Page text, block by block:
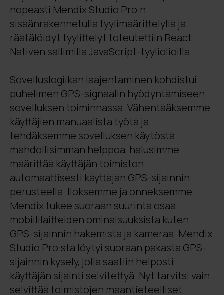
nopeasti Mendix Studio Pro:n
sisäänrakennetullatyylimäärittelyllä ja
räätälöidyt tyylittelyt toteutettiin React
Nativen sallimilla JavaScript-tyyliolioilla.
Sovelluslogiikan laajentaminen kohdistui
puhelimen GPS-signaalin hyödyntämiseen
sovelluksen toiminnassa. Vähentääksemme
käyttäjien manuaalista työtä ja
tehdäksemme sovelluksen käytöstä
mahdollisimman helppoa, halusimme
määrittää käyttäjän toimiston
automaattisesti käyttäjän GPS-sijainnin
perusteella. Iloksemme ja onneksemme
Mendix tukee suoraan suurinta osaa
mobiililaitteiden ominaisuuksista kuten
GPS-sijainnin hakemista ja kameraa. Mendix
Studio Pro:sta löytyi suoraan pakasta GPS-
sijainnin kysely, jolla saatiin helposti
käyttäjän sijainti selvitettyä. Nyt tarvitsi vain
selvittää toimistojen maantieteelliset